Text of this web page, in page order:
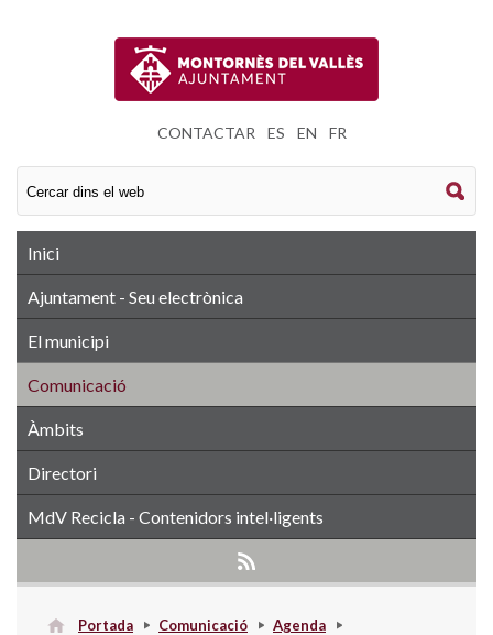
CONTACTAR ES EN FR
Inici
Ajuntament - Seu electrònica
El municipi
Comunicació
Àmbits
Directori
MdV Recicla - Contenidors intel·ligents
Portada Comunicació
Agenda